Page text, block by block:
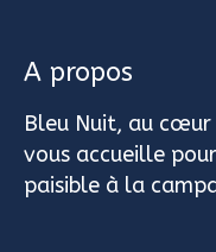
A propos
Bleu Nuit, au cœur
vous accueille
paisible à la